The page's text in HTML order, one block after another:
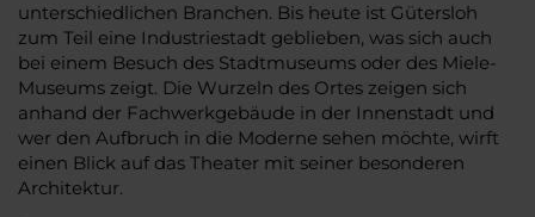
unterschiedlichen Branchen. Bis heute ist Gütersloh
zum Teil eine Industriestadt geblieben, was sich auch
bei einem Besuch des Stadtmuseums oder des Miele-
Museums zeigt. Die Wurzeln des Ortes zeigen sich
anhand der Fachwerkgebäude in der Innenstadt und
wer den Aufbruch in die Moderne sehen möchte, wirft
einen Blick auf das Theater mit seiner besonderen
Architektur.